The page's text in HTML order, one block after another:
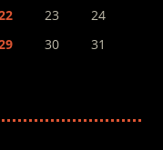
23
24
30
31